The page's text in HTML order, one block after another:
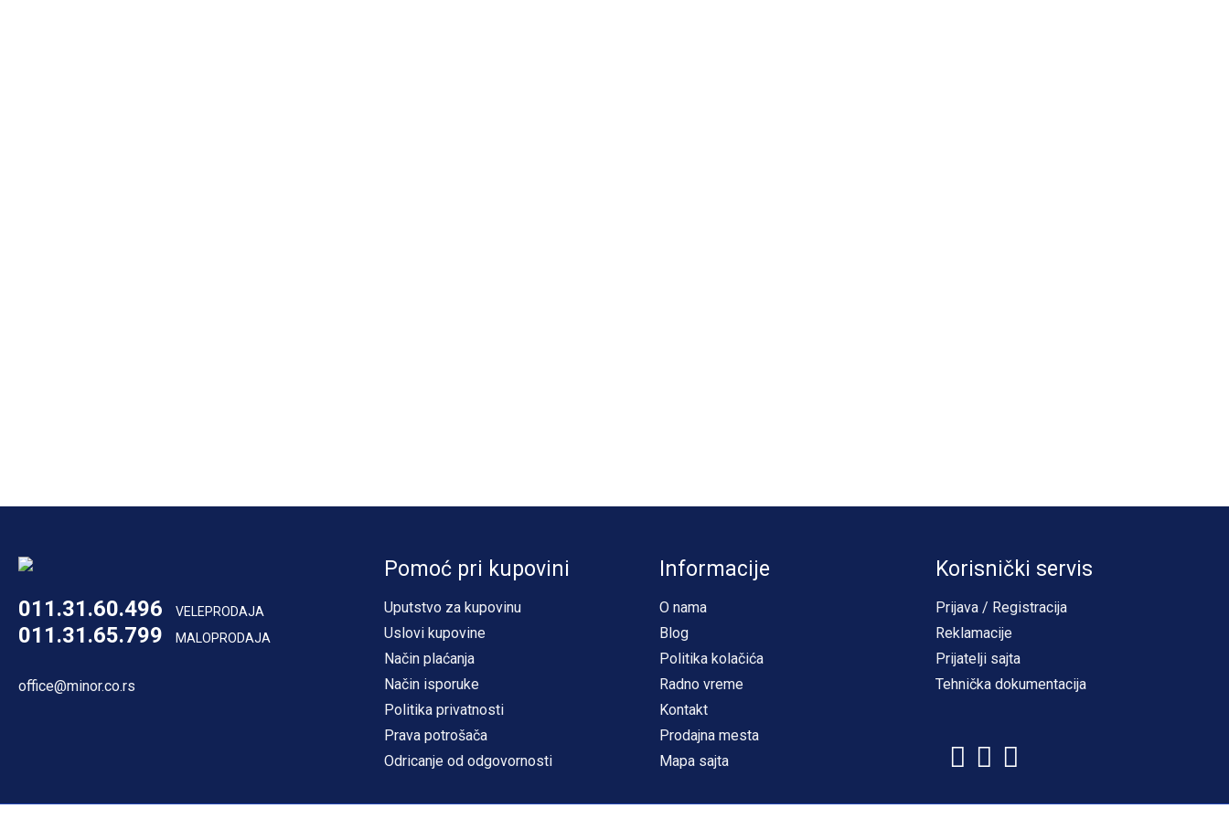
011.31.60.496 VELEPRODAJA
011.31.65.799 MALOPRODAJA
office@minor.co.rs
Pomoć pri kupovini
Uputstvo za kupovinu
Uslovi kupovine
Način plaćanja
Način isporuke
Politika privatnosti
Prava potrošača
Odricanje od odgovornosti
Informacije
O nama
Blog
Politika kolačića
Radno vreme
Kontakt
Prodajna mesta
Mapa sajta
Korisnički servis
Prijava / Registracija
Reklamacije
Prijatelji sajta
Tehnička dokumentacija